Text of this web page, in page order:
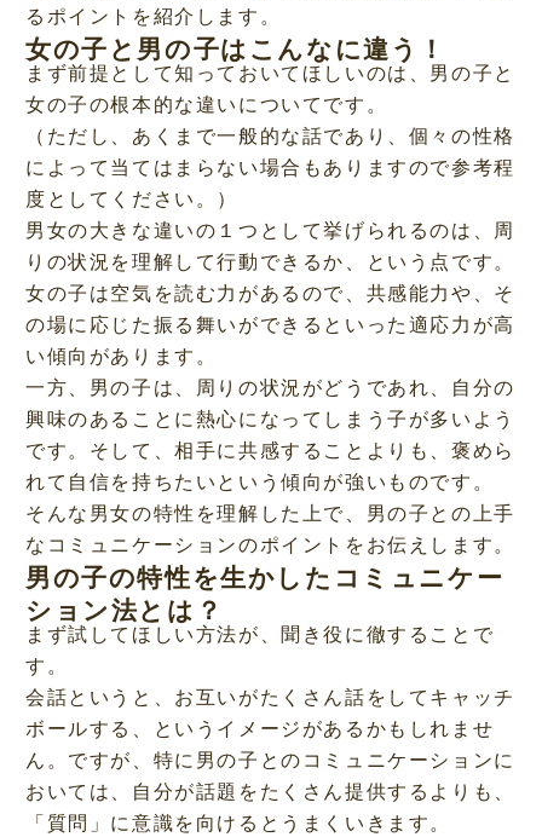
るポイントを紹介します。
女の子と男の子はこんなに違う！
まず前提として知っておいてほしいのは、男の子と
女の子の根本的な違いについてです。
（ただし、あくまで一般的な話であり、個々の性格
によって当てはまらない場合もありますので参考程
度としてください。）
男女の大きな違いの１つとして挙げられるのは、周
りの状況を理解して行動できるか、という点です。
女の子は空気を読む力があるので、共感能力や、そ
の場に応じた振る舞いができるといった適応力が高
い傾向があります。
一方、男の子は、周りの状況がどうであれ、自分の
興味のあることに熱心になってしまう子が多いよう
です。そして、相手に共感することよりも、褒めら
れて自信を持ちたいという傾向が強いものです。
そんな男女の特性を理解した上で、男の子との上手
なコミュニケーションのポイントをお伝えします。
男の子の特性を生かしたコミュニケー
ション法とは？
まず試してほしい方法が、聞き役に徹することで
す。
会話というと、お互いがたくさん話をしてキャッチ
ボールする、というイメージがあるかもしれませ
ん。ですが、特に男の子とのコミュニケーションに
おいては、自分が話題をたくさん提供するよりも、
「質問」に意識を向けるとうまくいきます。